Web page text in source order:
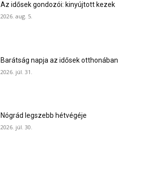
Az idősek gondozói: kinyújtott kezek
2026. aug. 5.
Barátság napja az idősek otthonában
2026. júl. 31.
Nógrád legszebb hétvégéje
2026. júl. 30.